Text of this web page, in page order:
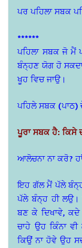
ਪਰ ਪਹਿਲਾ ਸਬਕ
******
ਪਹਿਲਾ ਸਬਕ ਜੋ ਮੈਂ
ਬੰਨ੍ਹਣ ਯੋਗ ਹੋ
ਖੂਹ ਵਿਚ ਜਾਉ।
ਪਹਿਲੇ ਸਬਕ (ਪਾਠ)
ਪੂਰਾ ਸਬਕ ਹੈ: ਕਿਸੇ
ਆਲੋਚਨਾ ਨਾ ਕਰੋ?
ਇਹ ਗੱਲ ਮੈਂ ਪੱਲੇ
ਪੱਲੇ ਬੰਨ੍ਹ ਹੀ ਲਉ।
ਬਣ ਕੇ ਦਿਖਾਵੇ, ਕਦੇ
ਚਾਹੇ ਉਹ ਕਿੰਨਾ
ਕਿਉਂ ਨਾ ਹੋਵੇ ਉਹ